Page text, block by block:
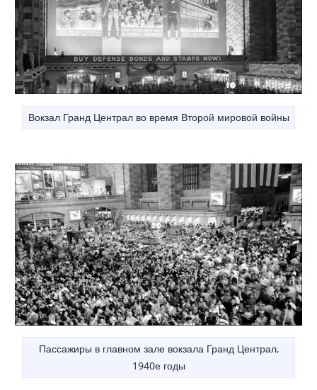
Вокзал Гранд Централ во время Второй мировой войны
Пассажиры в главном зале вокзала Гранд Централ,
1940е годы